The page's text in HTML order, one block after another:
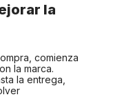
la
comienza
la marca.
la entrega,